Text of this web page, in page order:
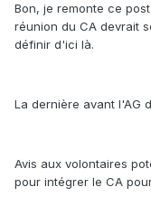
Bon, je remonte ce
réunion du CA devrait
définir d'ici là.
La dernière avant l'AG
Avis aux volontaires
pour intégrer le CA